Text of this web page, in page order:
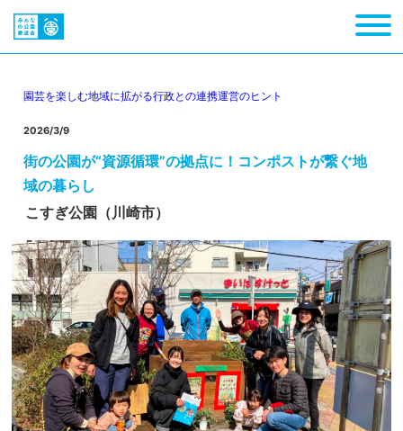
園芸を楽しむ地域に拡がる行政との連携運営のヒント
2026/3/9
街の公園が“資源循環”の拠点に！コンポストが繋ぐ地
域の暮らし
こすぎ公園（川崎市）